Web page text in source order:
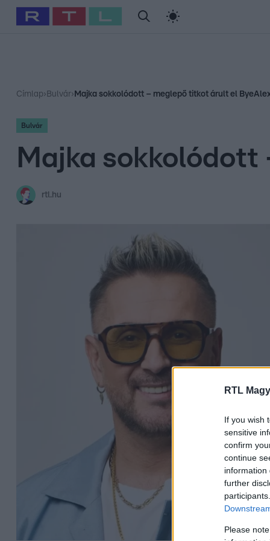
RTL
If you wish
sensitive
confirm
continue
information
further
Please
Babits Marcella Szellő István Most Wanted
Címlap› Bulvár› Majka sokkolódott – meglepő titkot árult el
Bulvár
Majka
rtl.hu